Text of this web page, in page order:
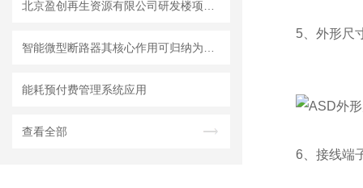
能耗预付费管理系统应用
查看全部
5、外形尺
6、接线端